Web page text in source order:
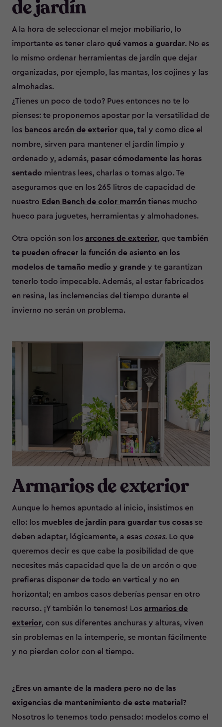
de jardín
A la hora de seleccionar el mejor mobiliario, lo
importante es tener claro qué vamos a guardar. No es
lo mismo ordenar herramientas de jardín que dejar
organizadas, por ejemplo, las mantas, los cojines y las
almohadas.
¿Tienes un poco de todo? Pues entonces no te lo
pienses: te proponemos apostar por la versatilidad de
los bancos arcón de exterior que, tal y como dice el
nombre, sirven para mantener el jardín limpio y
ordenado y, además, pasar cómodamente las horas
sentado mientras lees, charlas o tomas algo. Te
aseguramos que en los 265 litros de capacidad de
nuestro Eden Bench de color marrón tienes mucho
hueco para juguetes, herramientas y almohadones.
Otra opción son los arcones de exterior, que también
te pueden ofrecer la función de asiento en los
modelos de tamaño medio y grande y te garantizan
tenerlo todo impecable. Además, al estar fabricados
en resina, las inclemencias del tiempo durante el
invierno no serán un problema.
Armarios de exterior
Aunque lo hemos apuntado al inicio, insistimos en
ello: los muebles de jardín para guardar tus cosas se
deben adaptar, lógicamente, a esas cosas. Lo que
queremos decir es que cabe la posibilidad de que
necesites más capacidad que la de un arcón o que
prefieras disponer de todo en vertical y no en
horizontal; en ambos casos deberías pensar en otro
recurso. ¡Y también lo tenemos! Los armarios de
exterior, con sus diferentes anchuras y alturas, viven
sin problemas en la intemperie, se montan fácilmente
y no pierden color con el tiempo.
¿Eres un amante de la madera pero no de las
exigencias de mantenimiento de este material?
Nosotros lo tenemos todo pensado: modelos como el